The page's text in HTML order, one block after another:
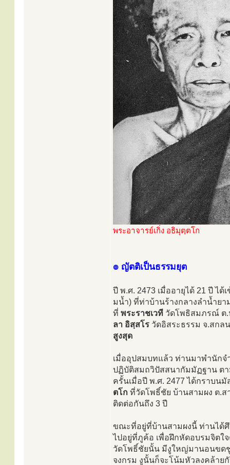
พระอาจารย์เกิ่ง อธิมุตฺตโก
๏ ญัตติเป็นธรรมยุต
ปี พ.ศ. 2473 เมื่ออายุได้ 21 ปี ไ
มน้ำ) ที่ท่าบ้านร้างกลางลำน้ำย
ที่ พระราชเวที วัดโพธิสมภรณ์ ต.
ลา อิสฺสโร วัดอิสระธรรม จ.สกล
สูงสุด
เมื่ออุปสมบทแล้ว ท่านมาพำนักจ
ปฏิบัติสมถวิปัสสนากัมมัฏฐาน ตา
ครั้นเมื่อปี พ.ศ. 2477 ได้กราบน
ตโก ที่วัดโพธิ์ชัย บ้านสามผง ต.ส
ติดต่อกันถึง 3 ปี
ขณะที่อยู่ที่บ้านสามผงนี้ ท่านได้ศึ
ไปอยู่ที่ภูค้อ เพื่อฝึกหัดอบรมจิตใ
วัดโพธิ์ชัยนั้น มีงูใหญ่มานอนขดชู
จงกรม งูนั้นก็จะโน้มหัวลงคล้าย